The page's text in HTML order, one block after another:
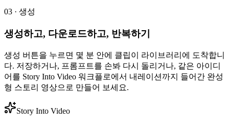
03 · 생성
생성하고, 다운로드하고, 반복하기
생성 버튼을 누르면 몇 분 안에 클립이 라이브러리에 도착합니
다. 저장하거나, 프롬프트를 손봐 다시 돌리거나, 같은 아이디
어를 Story Into Video 워크플로에서 내레이션까지 들어간 완성
형 스토리 영상으로 만들어 보세요.
Story Into Video